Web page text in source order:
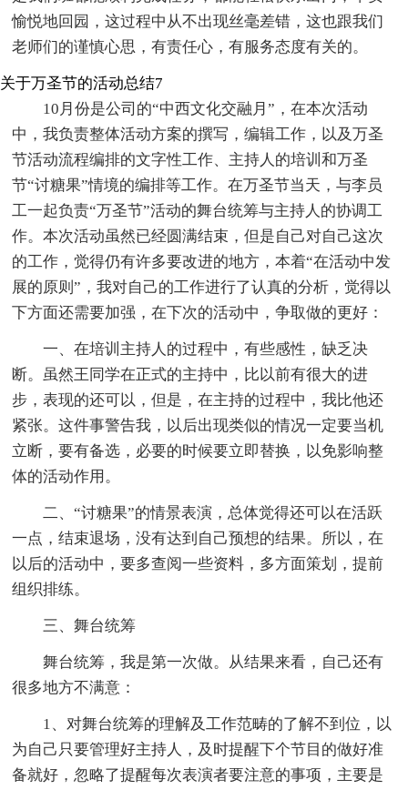
愉悦地回园，这过程中从不出现丝毫差错，这也跟我们
老师们的谨慎心思，有责任心，有服务态度有关的。
关于万圣节的活动总结7
10月份是公司的“中西文化交融月”，在本次活动
中，我负责整体活动方案的撰写，编辑工作，以及万圣
节活动流程编排的文字性工作、主持人的培训和万圣
节“讨糖果”情境的编排等工作。在万圣节当天，与李员
工一起负责“万圣节”活动的舞台统筹与主持人的协调工
作。本次活动虽然已经圆满结束，但是自己对自己这次
的工作，觉得仍有许多要改进的地方，本着“在活动中发
展的原则”，我对自己的工作进行了认真的分析，觉得以
下方面还需要加强，在下次的活动中，争取做的更好：
一、在培训主持人的过程中，有些感性，缺乏决
断。虽然王同学在正式的主持中，比以前有很大的进
步，表现的还可以，但是，在主持的过程中，我比他还
紧张。这件事警告我，以后出现类似的情况一定要当机
立断，要有备选，必要的时候要立即替换，以免影响整
体的活动作用。
二、“讨糖果”的情景表演，总体觉得还可以在活跃
一点，结束退场，没有达到自己预想的结果。所以，在
以后的活动中，要多查阅一些资料，多方面策划，提前
组织排练。
三、舞台统筹
舞台统筹，我是第一次做。从结果来看，自己还有
很多地方不满意：
1、对舞台统筹的理解及工作范畴的了解不到位，以
为自己只要管理好主持人，及时提醒下个节目的做好准
备就好，忽略了提醒每次表演者要注意的事项，主要是